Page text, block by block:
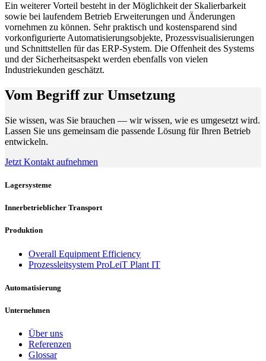
Ein weiterer Vorteil besteht in der Möglichkeit der Skalierbarkeit
sowie bei laufendem Betrieb Erweiterungen und Änderungen
vornehmen zu können. Sehr praktisch und kostensparend sind
vorkonfigurierte Automatisierungsobjekte, Prozessvisualisierungen
und Schnittstellen für das ERP-System. Die Offenheit des Systems
und der Sicherheitsaspekt werden ebenfalls von vielen
Industriekunden geschätzt.
Vom Begriff zur Umsetzung
Sie wissen, was Sie brauchen — wir wissen, wie es umgesetzt wird.
Lassen Sie uns gemeinsam die passende Lösung für Ihren Betrieb
entwickeln.
Jetzt Kontakt aufnehmen
Lagersysteme
Innerbetrieblicher Transport
Produktion
Overall Equipment Efficiency
Prozessleitsystem ProLeiT Plant IT
Automatisierung
Unternehmen
Über uns
Referenzen
Glossar